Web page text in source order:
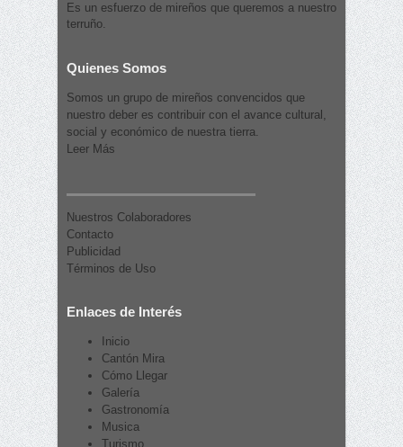
Es un esfuerzo de mireños que queremos a nuestro
terruño.
Quienes Somos
Somos un grupo de mireños convencidos que
nuestro deber es contribuir con el avance cultural,
social y económico de nuestra tierra.
Leer Más
Nuestros Colaboradores
Contacto
Publicidad
Términos de Uso
Enlaces de Interés
Inicio
Cantón Mira
Cómo Llegar
Galería
Gastronomía
Musica
Turismo